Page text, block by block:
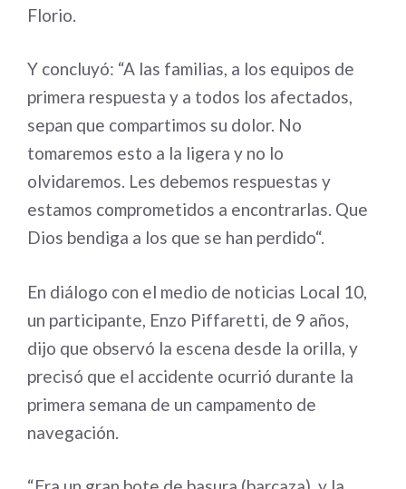
Florio.
Y concluyó: “A las familias, a los equipos de
primera respuesta y a todos los afectados,
sepan que compartimos su dolor. No
tomaremos esto a la ligera y no lo
olvidaremos. Les debemos respuestas y
estamos comprometidos a encontrarlas. Que
Dios bendiga a los que se han perdido“.
En diálogo con el medio de noticias Local 10,
un participante, Enzo Piffaretti, de 9 años,
dijo que observó la escena desde la orilla, y
precisó que el accidente ocurrió durante la
primera semana de un campamento de
navegación.